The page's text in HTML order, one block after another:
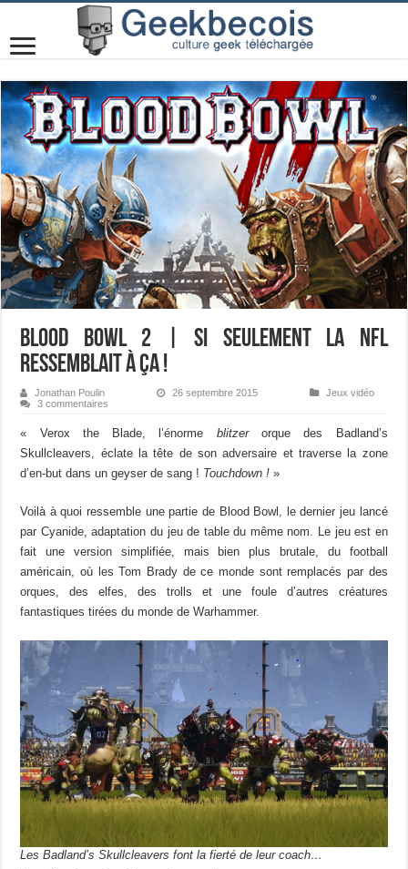
Blood Bowl 2 | Si seulement la NFL
ressemblait à ça !
Jonathan Poulin 26 septembre 2015
Jeux vidéo
3 commentaires
« Verox the Blade, l’énorme blitzerorque des Badland’s
Skullcleavers, éclate la tête de son adversaire et traverse la zone
d’en-but dans un geyser de sang ! Touchdown ! »
Voilà à quoi ressemble une partie de Blood Bowl, le dernier jeu lancé
par Cyanide, adaptation du jeu de table du même nom. Le jeu est en
fait une version simplifiée, mais bien plus brutale, du football
américain, où les Tom Brady de ce monde sont remplacés par des
orques, des elfes, des trolls et une foule d’autres créatures
fantastiques tirées du monde de Warhammer.
Les Badland’s Skullcleavers font la fierté de leur coach…